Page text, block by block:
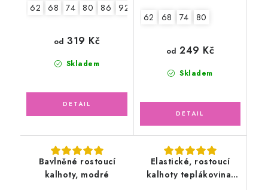
62 68 74 80 86 92
Skladem
od 319 Kč
62 68 74 80
Skladem
od 249 Kč
Bavlněné rostoucí
kalhoty, modré
Elastické, rostoucí
kalhoty teplákovina,